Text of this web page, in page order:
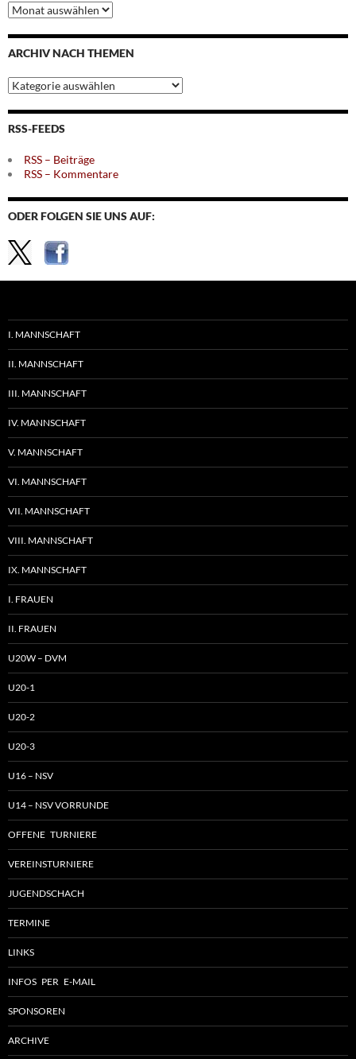
Archiv
nach
Monaten
ARCHIV NACH THEMEN
Archiv
nach
Themen
RSS-FEEDS
RSS – Beiträge
RSS – Kommentare
ODER FOLGEN SIE UNS AUF:
I. MANNSCHAFT
II. MANNSCHAFT
III. MANNSCHAFT
IV. MANNSCHAFT
V. MANNSCHAFT
VI. MANNSCHAFT
VII. MANNSCHAFT
VIII. MANNSCHAFT
IX. MANNSCHAFT
I. FRAUEN
II. FRAUEN
U20W – DVM
U20-1
U20-2
U20-3
U16 – NSV
U14 – NSV VORRUNDE
OFFENE TURNIERE
VEREINSTURNIERE
JUGENDSCHACH
TERMINE
LINKS
INFOS PER E-MAIL
SPONSOREN
ARCHIVE